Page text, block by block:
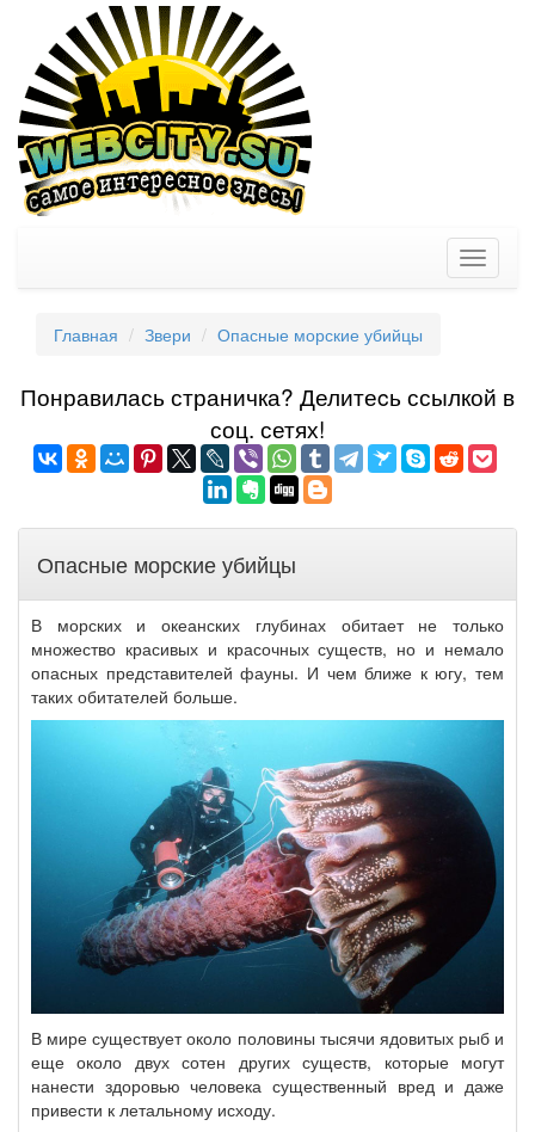
Toggle
Главная Звери Опасные морские убийцы
Понравилась страничка? Делитеcь ссылкой в
соц. сетях!
Опасные морские убийцы
В морских и океанских глубинах обитает не только
множество красивых и красочных существ, но и немало
опасных представителей фауны. И чем ближе к югу, тем
таких обитателей больше.
В мире существует около половины тысячи ядовитых рыб и
еще около двух сотен других существ, которые могут
нанести здоровью человека существенный вред и даже
привести к летальному исходу.